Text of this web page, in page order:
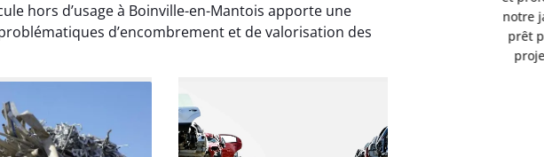
hors d’usage à Boinville-en-Mantois apporte une
d’encombrement et de valorisation des
impeccable et
notre nouveau
notre jardin impeccable et
prêt pour notre nouveau
notre
prêt
projet